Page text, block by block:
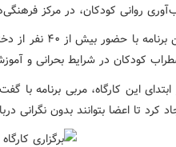
روانی کودکان، در مرکز
این برنامه
کودکان در شرایط بحرانی و
ابتدای این کارگاه، مربی برنامه
کرد تا اعضا بتوانند بدون